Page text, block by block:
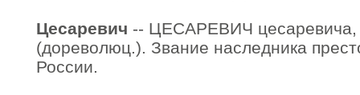
Цесаревич -- ЦЕСАРЕВИЧ цесаревича,
(дореволюц.). Звание наследника
России.